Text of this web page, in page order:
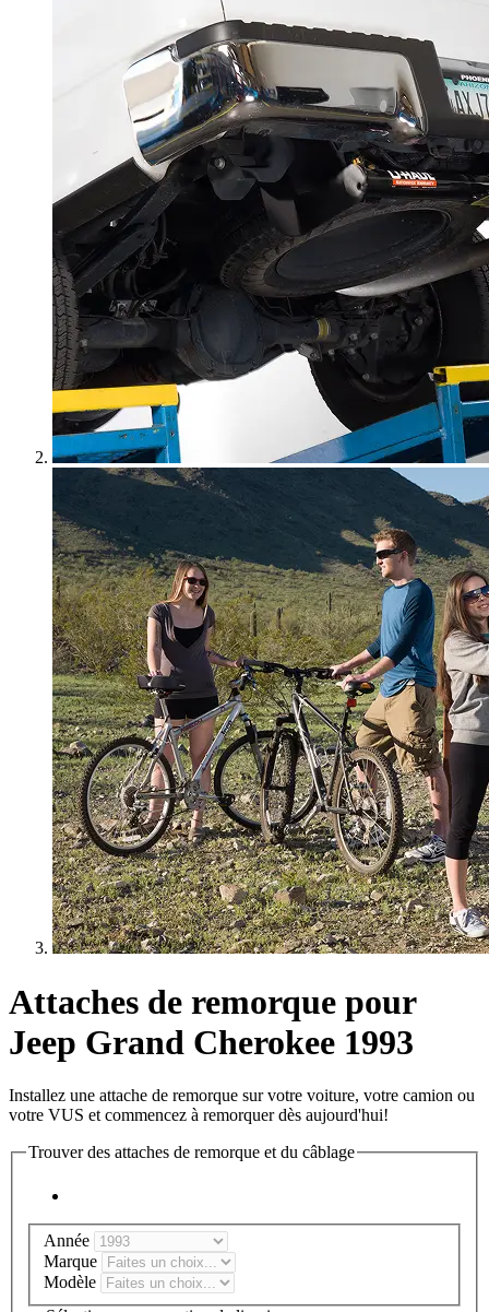
Attaches de remorque pour
Jeep Grand Cherokee 1993
Installez une attache de remorque sur votre voiture, votre camion ou
votre VUS et commencez à remorquer dès aujourd'hui!
Trouver des attaches de remorque et du câblage
Année
Marque
Modèle